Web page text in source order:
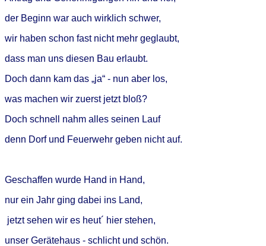
der Beginn war auch wirklich schwer,
wir haben schon fast nicht mehr geglaubt,
dass man uns diesen Bau erlaubt.
Doch dann kam das „ja“ - nun aber los,
was machen wir zuerst jetzt bloß?
Doch schnell nahm alles seinen Lauf
denn Dorf und Feuerwehr geben nicht auf.
Geschaffen wurde Hand in Hand,
nur ein Jahr ging dabei ins Land,
jetzt sehen wir es heut´ hier stehen,
unser Gerätehaus - schlicht und schön.